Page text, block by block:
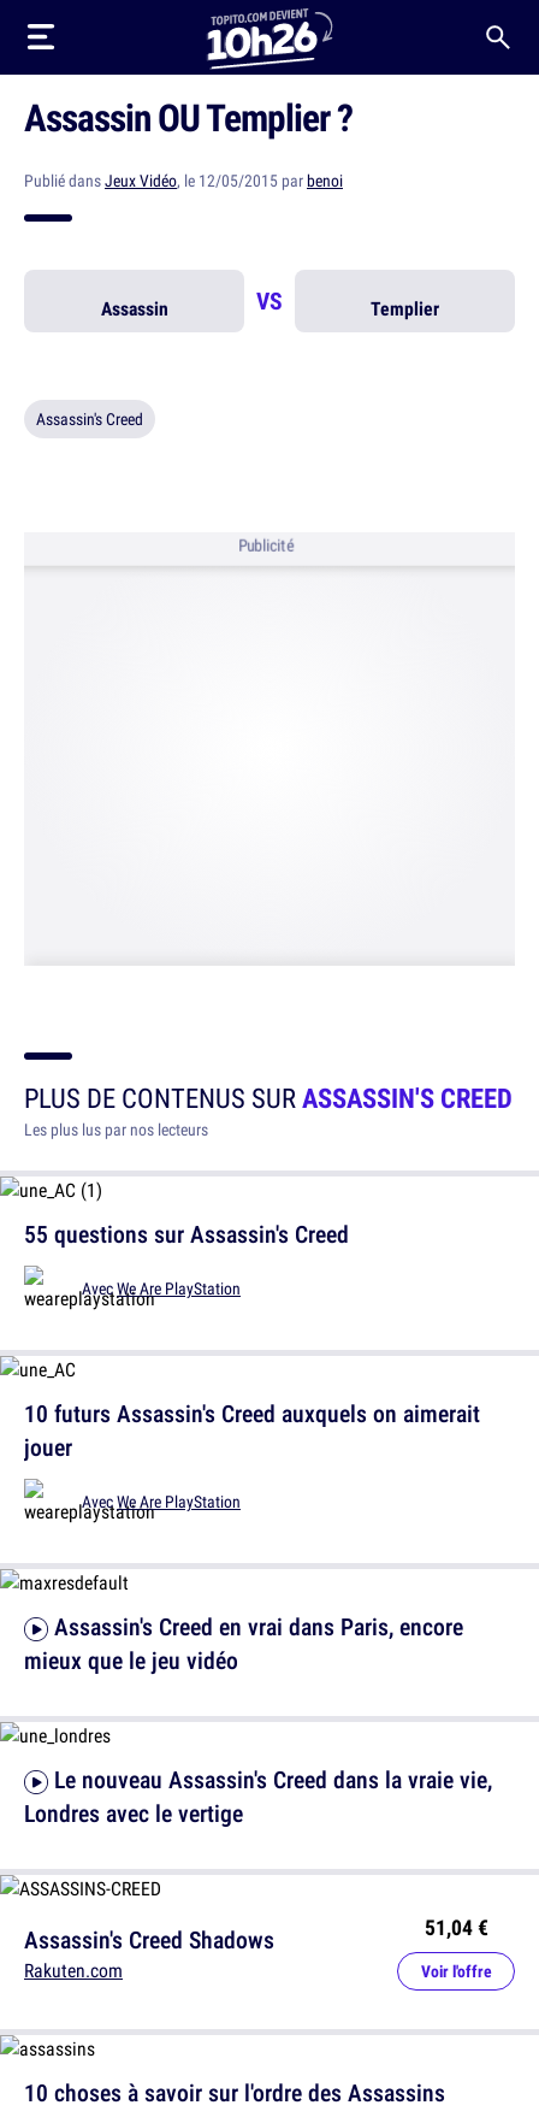
Assassin OU Templier ?
Publié dansJeux Vidéo, le 12/05/2015 parbenoi
Assassin VS Templier
Assassin's Creed
Publicité
PLUS DE CONTENUS SURASSASSIN'S CREED
Les plus lus par nos lecteurs
55 questions sur Assassin's Creed
AvecWe Are PlayStation
mieux que le jeu vidéo
Assassin's Creed Shadows
Rakuten.com
51,04 €
Voir l'offre
10 futurs Assassin's Creed auxquels on aimerait
jouer
AvecWe Are PlayStation
Londres avec le vertige
10 choses à savoir sur l'ordre des Assassins